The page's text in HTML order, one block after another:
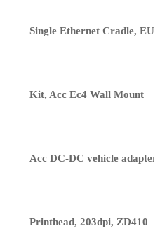
Single Ethernet Cradle, EU
Kit, Acc Ec4 Wall Mount
Acc DC-DC vehicle adapter
Printhead, 203dpi, ZD410